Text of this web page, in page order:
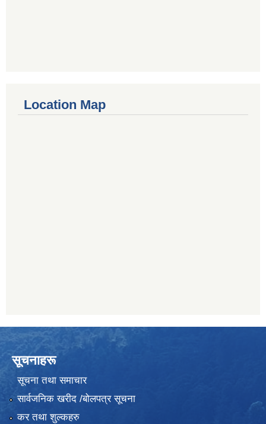
Location Map
सूचनाहरू
सूचना तथा समाचार
सार्वजनिक खरीद /बोलपत्र सूचना
कर तथा शुल्कहरु